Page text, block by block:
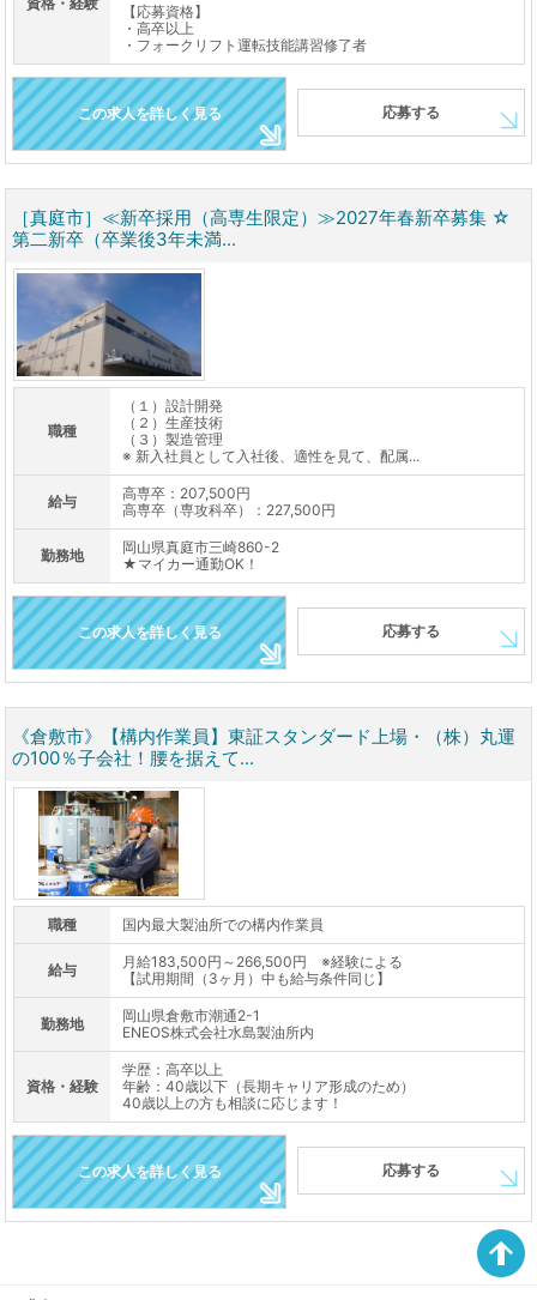
【応募資格】
・高卒以上
・フォークリフト運転技能講習修了者
この求人を詳しく見る 応募する
［真庭市］≪新卒採用（高専生限定）≫2027年春新卒募集 ☆
第二新卒（卒業後3年未満...
職種
（１）設計開発
（２）生産技術
（３）製造管理
※ 新入社員として入社後、適性を見て、配属...
給与
高専卒：207,500円
高専卒（専攻科卒）：227,500円
勤務地
岡山県真庭市三崎860-2
★マイカー通勤OK！
この求人を詳しく見る 応募する
《倉敷市》【構内作業員】東証スタンダード上場・（株）丸運
の100％子会社！腰を据えて...
職種 国内最大製油所での構内作業員
給与
月給183,500円～266,500円 ※経験による
【試用期間（3ヶ月）中も給与条件同じ】
勤務地
岡山県倉敷市潮通2-1
ENEOS株式会社水島製油所内
資格・経験
学歴：高卒以上
年齢：40歳以下（長期キャリア形成のため）
40歳以上の方も相談に応じます！
この求人を詳しく見る 応募する